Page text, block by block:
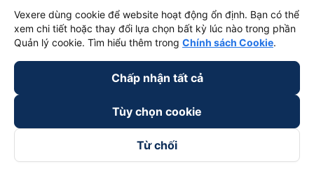
Vexere dùng cookie để website hoạt động ổn định. Bạn có thể
xem chi tiết hoặc thay đổi lựa chọn bất kỳ lúc nào trong phần
Quản lý cookie. Tìm hiểu thêm trong Chính sách Cookie.
Chấp nhận tất cả
Tùy chọn cookie
Từ chối